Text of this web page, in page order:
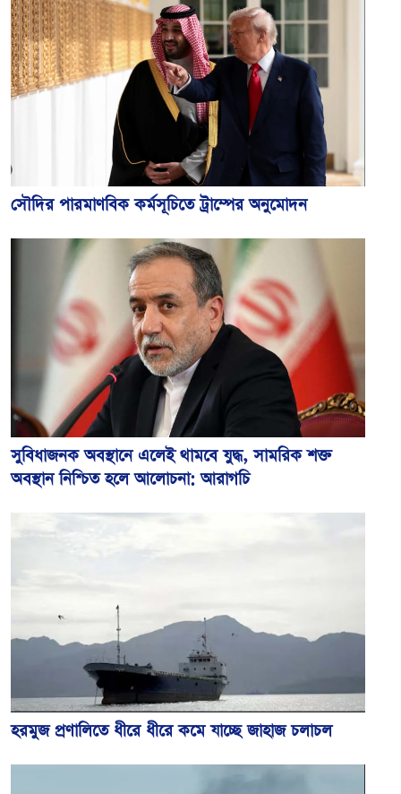
সৌদির পারমাণবিক কর্মসূচিতে ট্রাম্পের অনুমোদন
সুবিধাজনক অবস্থানে এলেই থামবে যুদ্ধ, সামরিক শক্ত
অবস্থান নিশ্চিত হলে আলোচনা: আরাগচি
হরমুজ প্রণালিতে ধীরে ধীরে কমে যাচ্ছে জাহাজ চলাচল